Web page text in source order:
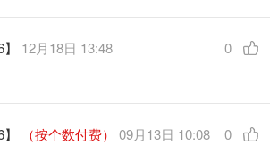
12月18日 13:48 0
（按个数付费） 09月13日 10:08 0